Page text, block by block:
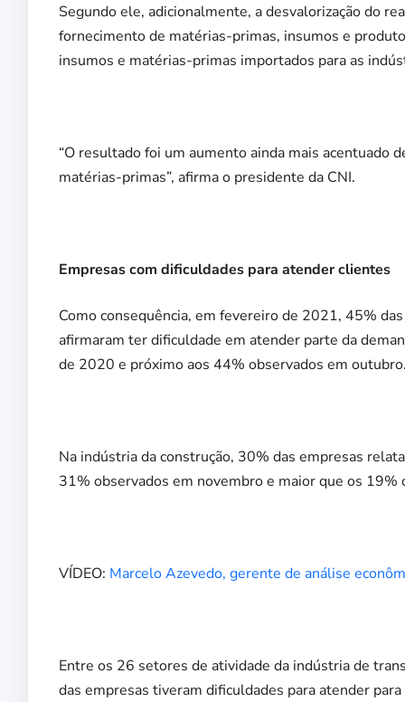
Segundo ele, adicionalmente, a desvalorização do
fornecimento de matérias-primas, insumos e
insumos e matérias-primas importados para as
“O resultado foi um aumento ainda mais acentuado
matérias-primas”, afirma o presidente da CNI.
Empresas com dificuldades para atender clientes
Como consequência, em fevereiro de 2021, 45%
afirmaram ter dificuldade em atender parte da
de 2020 e próximo aos 44% observados em
Na indústria da construção, 30% das empresas
31% observados em novembro e maior que os
VÍDEO: Marcelo Azevedo, gerente de análise
Entre os 26 setores de atividade da indústria de
das empresas tiveram dificuldades para atender